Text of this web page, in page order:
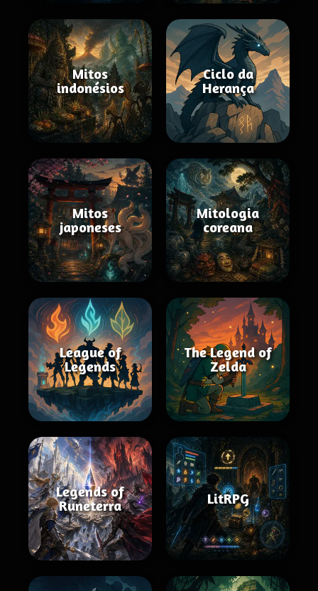
Mitos
indonésios
Ciclo da
Herança
Mitos
japoneses
Mitologia
coreana
League of
Legends
The Legend of
Zelda
Legends of
Runeterra
LitRPG